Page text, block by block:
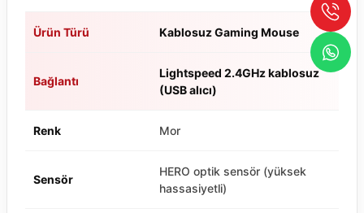
Ürün Türü Kablosuz Gaming Mouse
Bağlantı
Lightspeed 2.4GHz kablosuz
(USB alıcı)
Renk Mor
Sensör
HERO optik sensör (yüksek
hassasiyetli)